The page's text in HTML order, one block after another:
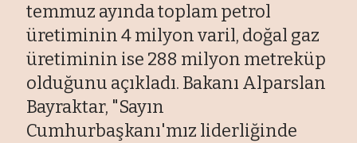
temmuz ayında toplam petrol
üretiminin 4 milyon varil, doğal gaz
üretiminin ise 288 milyon metreküp
olduğunu açıkladı. Bakanı Alparslan
Bayraktar, "Sayın
Cumhurbaşkanı'mız liderliğinde